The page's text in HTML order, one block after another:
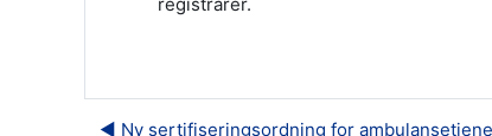
◀︎ Ny sertifiseringsordning for